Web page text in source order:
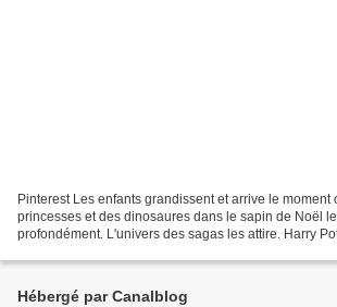
Pinterest Les enfants grandissent et arrive le moment
princesses et des dinosaures dans le sapin de Noël
profondément. L'univers des sagas les attire. Harry
Hébergé par Canalblog